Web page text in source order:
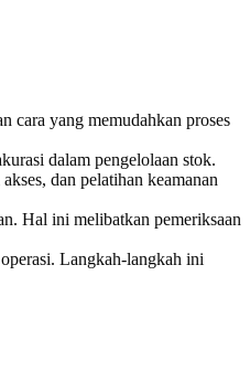
cara yang memudahkan proses
dalam pengelolaan stok.
dan pelatihan keamanan
Hal ini melibatkan pemeriksaan
Langkah-langkah ini